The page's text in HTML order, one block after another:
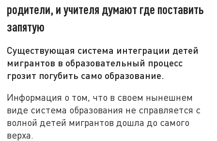
родители, и учителя думают где поставить
запятую
Существующая система интеграции детей
мигрантов в образовательный процесс
грозит погубить само образование.
Информация о том, что в своем нынешнем
виде система образования не справляется с
волной детей мигрантов дошла до самого
верха.